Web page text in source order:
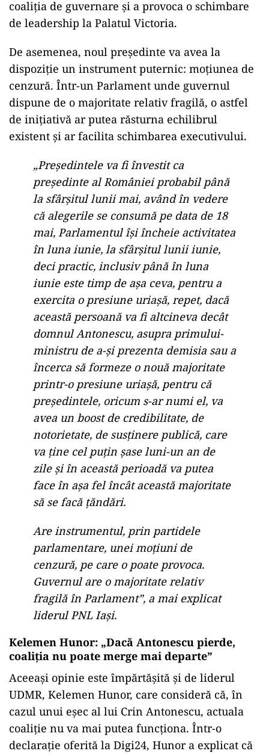
coaliția de guvernare și a provoca o schimbare
de leadership la Palatul Victoria.
De asemenea, noul președinte va avea la
dispoziție un instrument puternic: moțiunea de
cenzură. Într-un Parlament unde guvernul
dispune de o majoritate relativ fragilă, o astfel
de inițiativă ar putea răsturna echilibrul
existent și ar facilita schimbarea executivului.
„Președintele va fi învestit ca
președinte al României probabil până
la sfârșitul lunii mai, având în vedere
că alegerile se consumă pe data de 18
mai, Parlamentul își încheie activitatea
în luna iunie, la sfârșitul lunii iunie,
deci practic, inclusiv până în luna
iunie este timp de așa ceva, pentru a
exercita o presiune uriașă, repet, dacă
această persoană va fi altcineva decât
domnul Antonescu, asupra primului-
ministru de a-și prezenta demisia sau a
încerca să formeze o nouă majoritate
printr-o presiune uriașă, pentru că
președintele, oricum s-ar numi el, va
avea un boost de credibilitate, de
notorietate, de susținere publică, care
va ține cel puțin șase luni-un an de
zile și în această perioadă va putea
face în așa fel încât această majoritate
să se facă țăndări.
Are instrumentul, prin partidele
parlamentare, unei moțiuni de
cenzură, pe care o poate provoca.
Guvernul are o majoritate relativ
fragilă în Parlament”, a mai explicat
liderul PNL Iași.
Kelemen Hunor: „Dacă Antonescu pierde,
coaliția nu poate merge mai departe”
Aceeași opinie este împărtășită și de liderul
UDMR, Kelemen Hunor, care consideră că, în
cazul unui eșec al lui Crin Antonescu, actuala
coaliție nu va mai putea funcționa. Într-o
declarație oferită la Digi24, Hunor a explicat că